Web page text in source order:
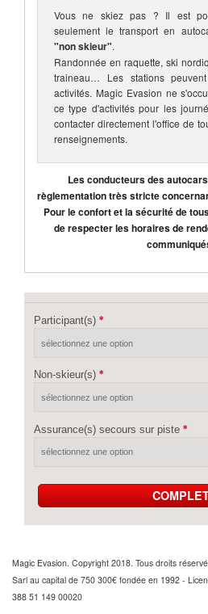
Vous ne skiez pas ? Il est
seulement le transport en
"non skieur".
Randonnée en raquette, ski
traineau… Les stations
activités. Magic Evasion ne
ce type d'activités pour les
contacter directement l'office de
renseignements.
Les conducteurs des
règlementation très stricte
Pour le confort et la sécurité de
de respecter les horaires de
Participant(s)
Non-skieur(s)
Assurance(s) secours sur piste
Magic Evasion. Copyright 2018. Tous droits
Sarl au capital de 750 300€ fondée en 1992 -
388 51 149 00020